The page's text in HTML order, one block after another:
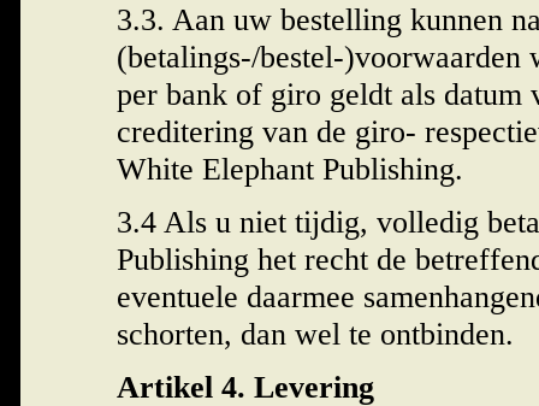
3.3. Aan uw bestelling kunnen
(betalings-/bestel-
per bank of giro geldt als datum
creditering van de giro-
White Elephant Publishing.
3.4 Als u niet tijdig, volledig
Publishing het recht de
eventuele daarmee
schorten, dan wel te ontbinden.
Artikel 4. Levering